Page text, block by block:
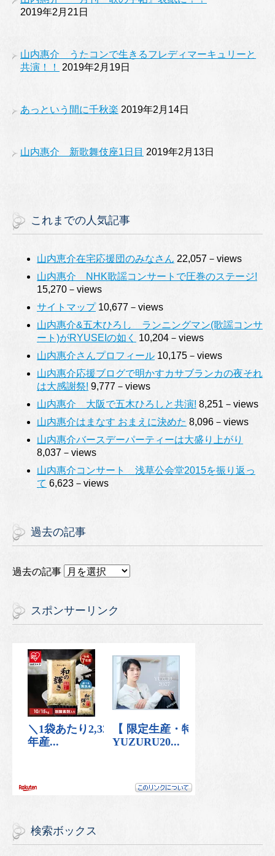
2019年2月21日
山内惠介 うたコンで生きるフレディマーキュリーと
共演！！
2019年2月19日
あっという間に千秋楽 2019年2月14日
山内惠介 新歌舞伎座1日目 2019年2月13日
これまでの人気記事
山内恵介在宅応援団のみなさん 22,057－views
山内惠介 NHK歌謡コンサートで圧巻のステージ!
15,270－views
サイトマップ10,677－views
山内惠介&五木ひろし ランニングマン(歌謡コンサ
ート)がRYUSEIの如く
10,204－views
山内惠介さんプロフィール 10,175－views
山内惠介応援ブログで明かすカサブランカの夜それ
は大感謝祭! 9,777－views
山内惠介 大阪で五木ひろしと共演! 8,251－views
山内惠介はまなす おまえに決めた 8,096－views
山内惠介バースデーパーティーは大盛り上がり
8,037－views
山内惠介コンサート 浅草公会堂2015を振り返っ
て 6,623－views
過去の記事
過去の記事
スポンサーリンク
検索ボックス